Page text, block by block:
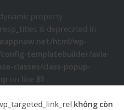
property
is deprecated in
html/wp-
templatebuilder/avia-
classes/class-popup-
on line 81
không còn